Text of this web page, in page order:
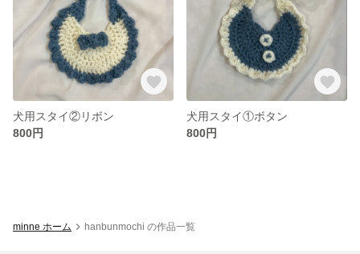
犬用スタイ②リボン
800円
犬用スタイ①ボタン
800円
minne ホーム hanbunmochi の作品一覧